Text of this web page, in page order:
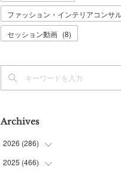
ファッション・インテリアコンサ
セッション動画 (8)
Archives
2026 (286)
(7)
2025 (466)